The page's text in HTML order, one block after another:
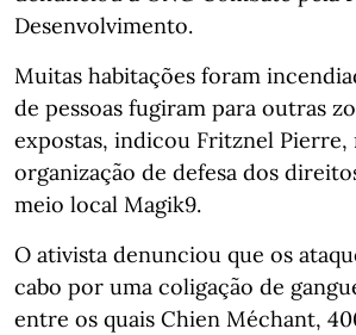
Desenvolvimento.
Muitas habitações foram
de pessoas fugiram para outras
expostas, indicou Fritznel Pierre,
organização de defesa dos
meio local Magik9.
O ativista denunciou que os
cabo por uma coligação de
entre os quais Chien Méchant,